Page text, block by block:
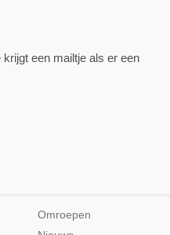
een mailtje als er een
Omroepen